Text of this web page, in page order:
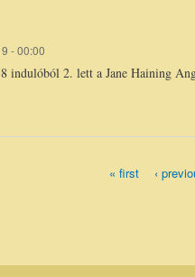
- 00:00
indulóból 2. lett a Jane Haining
« first ‹